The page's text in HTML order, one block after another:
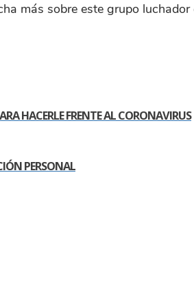
más sobre este grupo luchador
HACERLE FRENTE AL CORONAVIRUS
PERSONAL